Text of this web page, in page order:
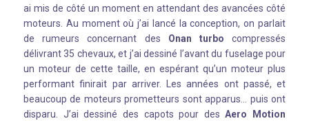
ai mis de côté un moment en attendant des avancées côté
moteurs. Au moment où j’ai lancé la conception, on parlait
de rumeurs concernant des Onan turbo compressés
délivrant 35 chevaux, et j’ai dessiné l’avant du fuselage pour
un moteur de cette taille, en espérant qu’un moteur plus
performant finirait par arriver. Les années ont passé, et
beaucoup de moteurs prometteurs sont apparus… puis ont
disparu. J’ai dessiné des capots pour desAero Motion